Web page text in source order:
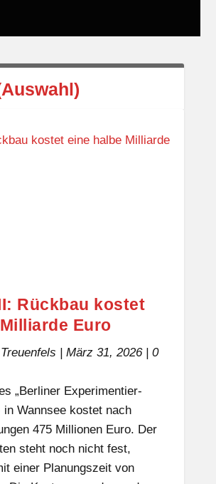
Rückbau kostet
Euro
| März 31, 2026| 0
„Berliner Experimentier-
in Wannsee kostet nach
475 Millionen Euro. Der
steht noch nicht fest,
einer Planungszeit von